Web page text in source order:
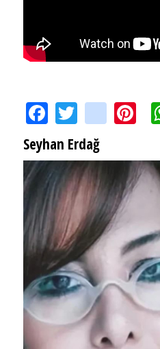
FacebookTwitter
Seyhan Erdağ
SEYHAN ERDAĞ YAZDI: Peki Mehmet Ali